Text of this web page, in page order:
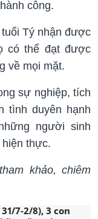
công.
Tý nhận được
có thể đạt được
về mọi mặt.
sự nghiệp, tích
tình duyên hạnh
người sinh
thực.
khảo, chiêm
7-2/8), 3 con